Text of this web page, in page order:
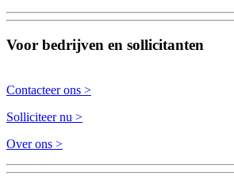
Voor bedrijven en sollicitanten
Contacteer ons >
Solliciteer nu >
Over ons >